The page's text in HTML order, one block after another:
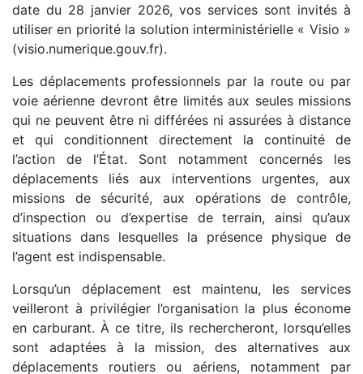
date du 28 janvier 2026, vos services sont invités à
utiliser en priorité la solution interministérielle « Visio »
(visio.numerique.gouv.fr).
Les déplacements professionnels par la route ou par
voie aérienne devront être limités aux seules missions
qui ne peuvent être ni différées ni assurées à distance
et qui conditionnent directement la continuité de
l’action de l’État. Sont notamment concernés les
déplacements liés aux interventions urgentes, aux
missions de sécurité, aux opérations de contrôle,
d’inspection ou d’expertise de terrain, ainsi qu’aux
situations dans lesquelles la présence physique de
l’agent est indispensable.
Lorsqu’un déplacement est maintenu, les services
veilleront à privilégier l’organisation la plus économe
en carburant. À ce titre, ils rechercheront, lorsqu’elles
sont adaptées à la mission, des alternatives aux
déplacements routiers ou aériens, notamment par